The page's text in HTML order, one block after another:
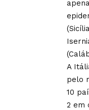
A
pelo
10
2 em